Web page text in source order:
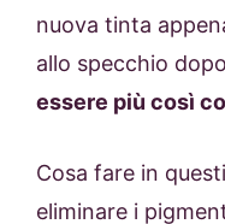
nuova tinta
allo specchio
essere più così
Cosa fare in
eliminare i